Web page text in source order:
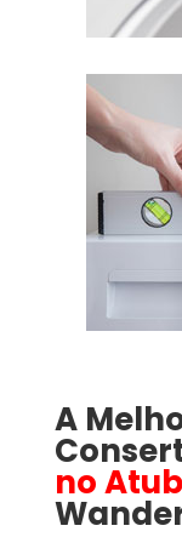
A
no